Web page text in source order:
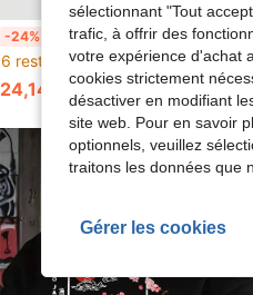
-24%
EASEVO sweat-shirt à capuche sherpa zippé à manches longues avec broderie géométrique pour hommes grande taille
6 restant
24,14€ 31,99€
sélectionnant "Tout
trafic, à offrir des
votre expérience d'achat
cookies strictement
désactiver en modifiant
site web. Pour en savoir
optionnels, veuillez
traitons les données que
Gérer les cookies